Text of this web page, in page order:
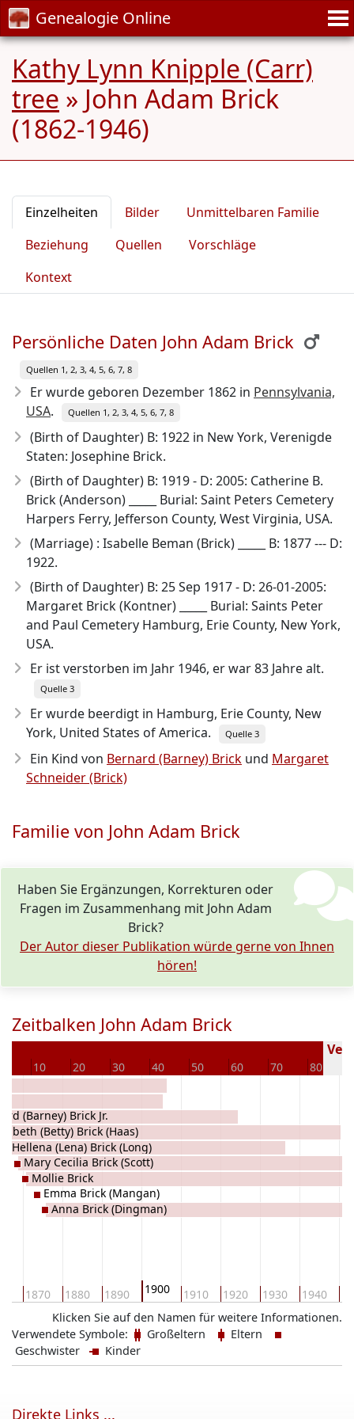
Genealogie Online
Kathy Lynn Knipple (Carr)
tree » John Adam Brick
(1862-1946)
Einzelheiten Bilder
Unmittelbaren Familie
Beziehung
Quellen
Vorschläge
Kontext
Persönliche Daten John Adam Brick
Quellen 1, 2, 3, 4, 5, 6, 7, 8
Er wurde geboren Dezember 1862 in Pennsylvania,
USA. Quellen 1, 2, 3, 4, 5, 6, 7, 8
(Birth of Daughter) B: 1922 in New York, Verenigde
Staten: Josephine Brick.
(Birth of Daughter) B: 1919 - D: 2005: Catherine B.
Brick (Anderson) _____ Burial: Saint Peters Cemetery
Harpers Ferry, Jefferson County, West Virginia, USA.
(Marriage) : Isabelle Beman (Brick) _____ B: 1877 --- D:
1922.
(Birth of Daughter) B: 25 Sep 1917 - D: 26-01-2005:
Margaret Brick (Kontner) _____ Burial: Saints Peter
and Paul Cemetery Hamburg, Erie County, New York,
USA.
Er ist verstorben im Jahr 1946, er war 83 Jahre alt.
Quelle 3
Er wurde beerdigt in Hamburg, Erie County, New
York, United States of America.
Quelle 3
Ein Kind von Bernard (Barney) Brick und Margaret
Schneider (Brick)
Familie von John Adam Brick
Haben Sie Ergänzungen, Korrekturen oder
Fragen im Zusammenhang mit John Adam
Brick?
Der Autor dieser Publikation würde gerne von Ihnen
hören!
Zeitbalken John Adam Brick
10 20 30 40 50 60 70 80
1870 1880 1890 1900 1910 1920 1930 1940
(Barney) Brick Jr.
(Betty) Brick (Haas)
Hellena (Lena) Brick (Long)
Mary Cecilia Brick (Scott)
Mollie Brick
Emma Brick (Mangan)
Anna Brick (Dingman)
Klicken Sie auf den Namen für weitere Informationen.
Verwendete Symbole:
Großeltern
Eltern
Geschwister
Kinder
Direkte Links ...